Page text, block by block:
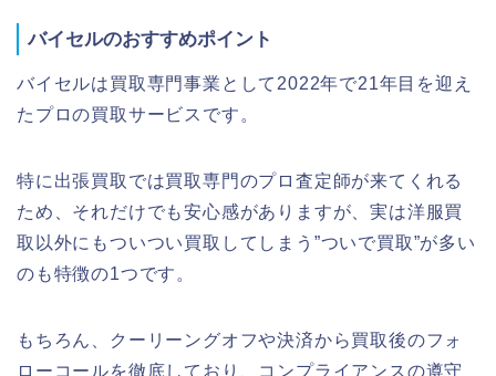
バイセルのおすすめポイント
バイセルは買取専門事業として2022年で21年目を迎え
たプロの買取サービスです。
特に出張買取では買取専門のプロ査定師が来てくれる
ため、それだけでも安心感がありますが、実は洋服買
取以外にもついつい買取してしまう”ついで買取”が多い
のも特徴の1つです。
もちろん、クーリーングオフや決済から買取後のフォ
ローコールを徹底しており、コンプライアンスの遵守